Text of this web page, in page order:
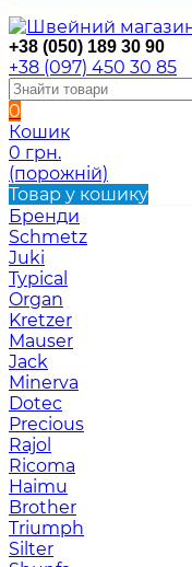
+38 (050) 189 30 90
+38 (097) 450 30 85
0
Кошик
0 грн.
(порожній)
Товар у кошику
Бренди
Schmetz
Juki
Typical
Organ
Kretzer
Mauser
Jack
Minerva
Dotec
Precious
Rajol
Ricoma
Haimu
Brother
Triumph
Silter